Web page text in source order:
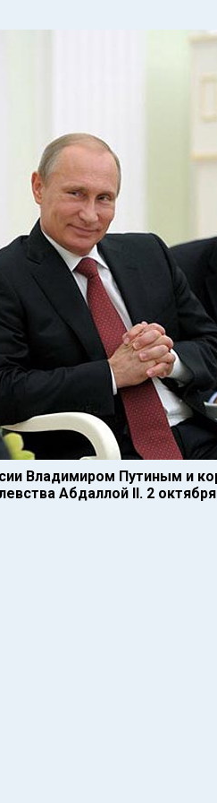
Владимиром Путиным и
Абдаллой II. 2